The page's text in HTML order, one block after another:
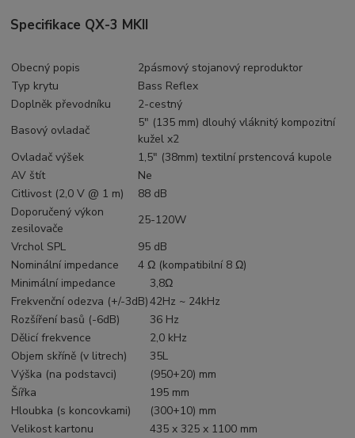
Specifikace QX-3 MKII
Obecný popis
2pásmový stojanový reproduktor
Typ krytu
Bass Reflex
Doplněk převodníku
2-cestný
Basový ovladač
5" (135 mm) dlouhý vláknitý kompozitní
kužel x2
Ovladač výšek
1,5" (38mm) textilní prstencová kupole
AV štít
Ne
Citlivost (2,0 V @ 1 m)
88 dB
Doporučený výkon
zesilovače
25-120W
Vrchol SPL
95 dB
Nominální impedance
4 Ω (kompatibilní 8 Ω)
Minimální impedance
3,8Ω
Frekvenční odezva (+/-3dB)42Hz ~ 24kHz
Rozšíření basů (-6dB)
36 Hz
Dělicí frekvence
2,0 kHz
Objem skříně (v litrech)
35L
Výška (na podstavci)
(950+20) mm
Šířka
195 mm
Hloubka (s koncovkami)
(300+10) mm
Velikost kartonu
435 x 325 x 1100 mm